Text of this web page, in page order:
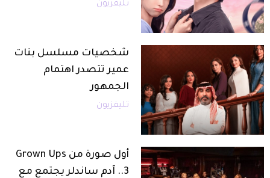
تليفزيون
شخصيات مسلسل بنات
عمير تتصدر اهتمام
الجمهور
تليفزيون
أول صورة من Grown Ups
3.. آدم ساندلر يجتمع مع